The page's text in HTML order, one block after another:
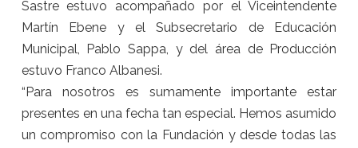
Sastre estuvo acompañado por el Viceintendente
Martín Ebene y el Subsecretario de Educación
Municipal, Pablo Sappa, y del área de Producción
estuvo Franco Albanesi.
“Para nosotros es sumamente importante estar
presentes en una fecha tan especial. Hemos asumido
un compromiso con la Fundación y desde todas las